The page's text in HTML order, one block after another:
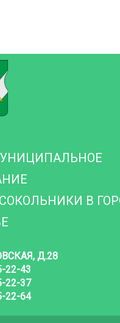
В
Д.28
22-43
22-37
22-64